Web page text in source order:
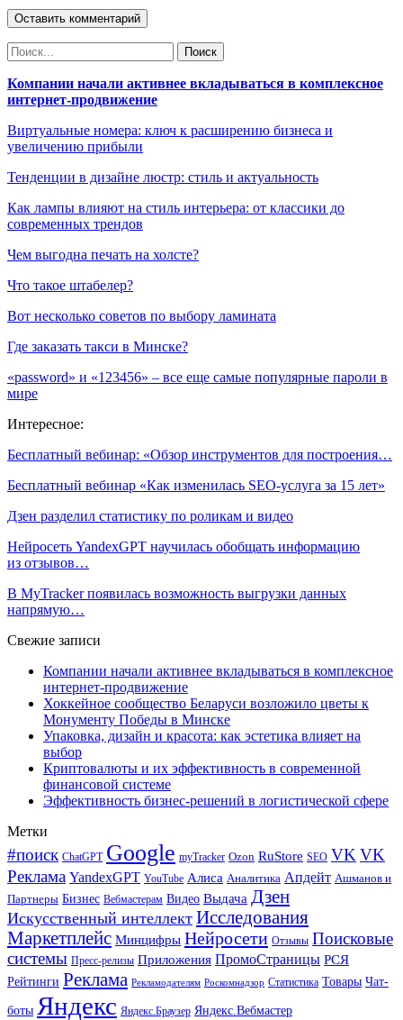
Компании начали активнее вкладываться в комплексное
интернет-продвижение
Виртуальные номера: ключ к расширению бизнеса и
увеличению прибыли
Тенденции в дизайне люстр: стиль и актуальность
Как лампы влияют на стиль интерьера: от классики до
современных трендов
Чем выгодна печать на холсте?
Что такое штабелер?
Вот несколько советов по выбору ламината
Где заказать такси в Минске?
«password» и «123456» – все еще самые популярные пароли в
мире
Интересное:
Бесплатный вебинар: «Обзор инструментов для построения…
Бесплатный вебинар «Как изменилась SEO-услуга за 15 лет»
Дзен разделил статистику по роликам и видео
Нейросеть YandexGPT научилась обобщать информацию
из отзывов…
В MyTracker появилась возможность выгрузки данных
напрямую…
Свежие записи
Компании начали активнее вкладываться в комплексное
интернет-продвижение
Хоккейное сообщество Беларуси возложило цветы к
Монументу Победы в Минске
Упаковка, дизайн и красота: как эстетика влияет на
выбор
Криптовалюты и их эффективность в современной
финансовой системе
Эффективность бизнес-решений в логистической сфере
Метки
#поиск ChatGPT Google myTracker Ozon RuStore SEO VK VK
Реклама YandexGPT YouTube Алиса Аналитика Апдейт Ашманов и
Партнеры Бизнес Вебмастерам Видео Выдача Дзен
Искусственный интеллект Исследования
Маркетплейс Минцифры Нейросети Отзывы Поисковые
системы Пресс-релизы Приложения ПромоСтраницы РСЯ
Рейтинги Реклама Рекламодателям Роскомнадзор Статистика Товары Чат-
боты Яндекс Яндекс.Браузер Яндекс.Вебмастер